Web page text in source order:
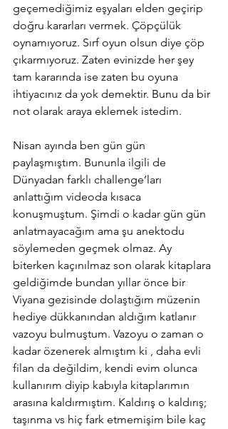
geçemediğimiz eşyaları elden geçirip
doğru kararları vermek. Çöpçülük
oynamıyoruz. Sırf oyun olsun diye çöp
çıkarmıyoruz. Zaten evinizde her şey
tam kararında ise zaten bu oyuna
ihtiyacınız da yok demektir. Bunu da bir
not olarak araya eklemek istedim.
Nisan ayında ben gün gün
paylaşmıştım. Bununla ilgili de
Dünyadan farklı challenge’ları
anlattığım videoda kısaca
konuşmuştum. Şimdi o kadar gün gün
anlatmayacağım ama şu anektodu
söylemeden geçmek olmaz. Ay
biterken kaçınılmaz son olarak kitaplara
geldiğimde bundan yıllar önce bir
Viyana gezisinde dolaştığım müzenin
hediye dükkanından aldığım katlanır
vazoyu bulmuştum. Vazoyu o zaman o
kadar özenerek almıştım ki , daha evli
filan da değildim, kendi evim olunca
kullanırım diyip kabıyla kitaplarımın
arasına kaldırmıştım. Kaldırış o kaldırış;
taşınma vs hiç fark etmemişim bile kaç